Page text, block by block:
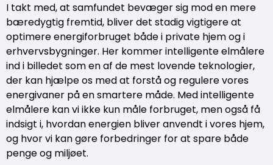
I takt med, at samfundet bevæger sig mod en mere
bæredygtig fremtid, bliver det stadig vigtigere at
optimere energiforbruget både i private hjem og i
erhvervsbygninger. Her kommer intelligente elmålere
ind i billedet som en af de mest lovende teknologier,
der kan hjælpe os med at forstå og regulere vores
energivaner på en smartere måde. Med intelligente
elmålere kan vi ikke kun måle forbruget, men også få
indsigt i, hvordan energien bliver anvendt i vores hjem,
og hvor vi kan gøre forbedringer for at spare både
penge og miljøet.